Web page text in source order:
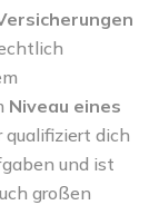
Niveau eines
qualifiziert dich
und ist
großen